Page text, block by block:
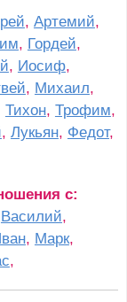
, Артемий,
, Гордей,
, Иосиф,
, Михаил,
Тихон, Трофим,
, Лукьян, Федот,
с:
Василий,
, Марк,
,